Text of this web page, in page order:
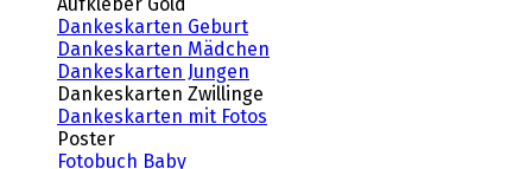
Dankeskarten Geburt
Dankeskarten Mädchen
Dankeskarten Jungen
Dankeskarten Zwillinge
Dankeskarten mit Fotos
Poster
Fotobuch Baby